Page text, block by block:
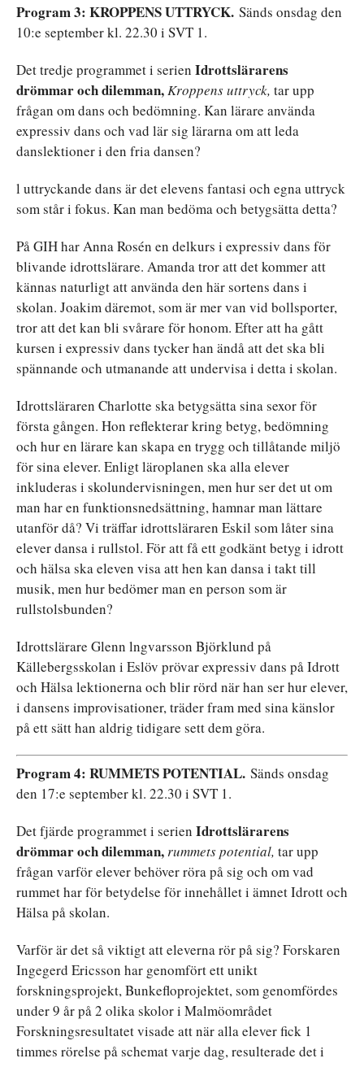
Program 3: KROPPENSUTTRYCK. Sänds onsdag den
10:e september kl. 22.30 i SVT 1.
Det tredje programmet i serien Idrottslärarens
drömmarochdilemman,Kroppensuttryck, tar upp
frågan om dans och bedömning. Kan lärare använda
expressiv dans och vad lär sig lärarna om att leda
danslektioner i den fria dansen?
l uttryckande dans är det elevens fantasi och egna uttryck
som står i fokus. Kan man bedöma och betygsätta detta?
På GIH har Anna Rosén en delkurs i expressiv dans för
blivande idrottslärare. Amanda tror att det kommer att
kännas naturligt att använda den här sortens dans i
skolan. Joakim däremot, som är mer van vid bollsporter,
tror att det kan bli svårare för honom. Efter att ha gått
kursen i expressiv dans tycker han ändå att det ska bli
spännande och utmanande att undervisa i detta i skolan.
Idrottsläraren Charlotte ska betygsätta sina sexor för
första gången. Hon reflekterar kring betyg, bedömning
och hur en lärare kan skapa en trygg och tillåtande miljö
för sina elever. Enligt läroplanen ska alla elever
inkluderas i skolundervisningen, men hur ser det ut om
man har en funktionsnedsättning, hamnar man lättare
utanför då? Vi träffar idrottsläraren Eskil som låter sina
elever dansa i rullstol. För att få ett godkänt betyg i idrott
och hälsa ska eleven visa att hen kan dansa i takt till
musik, men hur bedömer man en person som är
rullstolsbunden?
Idrottslärare Glenn lngvarsson Björklund på
Källebergsskolan i Eslöv prövar expressiv dans på Idrott
och Hälsa lektionerna och blir rörd när han ser hur elever,
i dansens improvisationer, träder fram med sina känslor
på ett sätt han aldrig tidigare sett dem göra.
Program4: RUMMETS POTENTIAL. Sänds onsdag
den 17:e september kl. 22.30 i SVT 1.
Det fjärde programmet i serien Idrottslärarens
drömmarochdilemman,rummetspotential, tar upp
frågan varför elever behöver röra på sig och om vad
rummet har för betydelse för innehållet i ämnet Idrott och
Hälsa på skolan.
Varför är det så viktigt att eleverna rör på sig? Forskaren
Ingegerd Ericsson har genomfört ett unikt
forskningsprojekt, Bunkefloprojektet, som genomfördes
under 9 år på 2 olika skolor i Malmöområdet
Forskningsresultatet visade att när alla elever fick 1
timmes rörelse på schemat varje dag, resulterade det i